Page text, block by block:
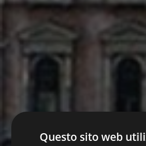
Questo sito web